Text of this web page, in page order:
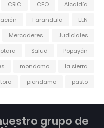
Alcaldía
CEO
CRIC
ELN
Farandula
Judiciales
Mercaderes
Popayán
Salud
la sierra
mondomo
pasto
piendamo
grupo de